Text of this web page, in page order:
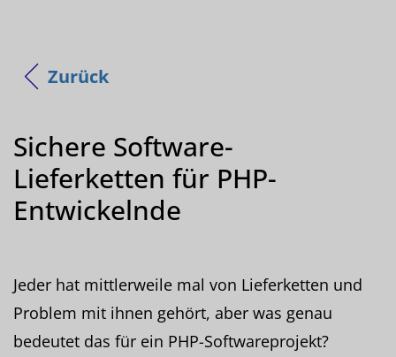
Zurück
Sichere Software-
Lieferketten für PHP-
Entwickelnde
Jeder hat mittlerweile mal von Lieferketten und
Problem mit ihnen gehört, aber was genau
bedeutet das für ein PHP-Softwareprojekt?